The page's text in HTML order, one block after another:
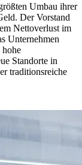
Umbau ihrer
Der Vorstand
Nettoverlust im
Unternehmen
hohe
Standorte in
traditionsreiche